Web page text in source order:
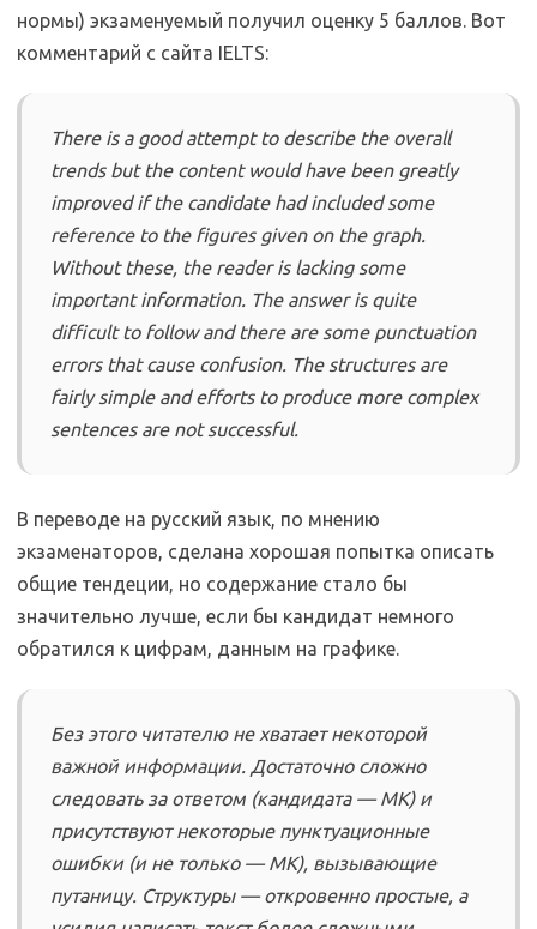
нормы) экзаменуемый получил оценку 5 баллов. Вот
комментарий с сайта IELTS:
There is a good attempt to describe the overall
trends but the content would have been greatly
improved if the candidate had included some
reference to the figures given on the graph.
Without these, the reader is lacking some
important information. The answer is quite
difficult to follow and there are some punctuation
errors that cause confusion. The structures are
fairly simple and efforts to produce more complex
sentences are not successful.
В переводе на русский язык, по мнению
экзаменаторов, сделана хорошая попытка описать
общие тендеции, но содержание стало бы
значительно лучше, если бы кандидат немного
обратился к цифрам, данным на графике.
Без этого читателю не хватает некоторой
важной информации. Достаточно сложно
следовать за ответом (кандидата — МК) и
присутствуют некоторые пунктуационные
ошибки (и не только — МК), вызывающие
путаницу. Структуры — откровенно простые, а